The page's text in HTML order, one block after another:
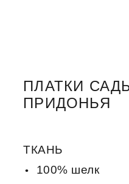
ПЛАТКИ
ПРИДОНЬЯ
ТКАНЬ
100% шелк